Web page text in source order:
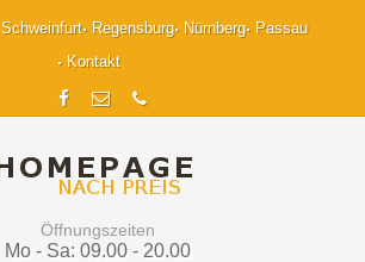
Schweinfurt Regensburg Nürnberg
Passau
Kontakt
Öffnungszeiten
Mo - Sa: 09.00 - 20.00